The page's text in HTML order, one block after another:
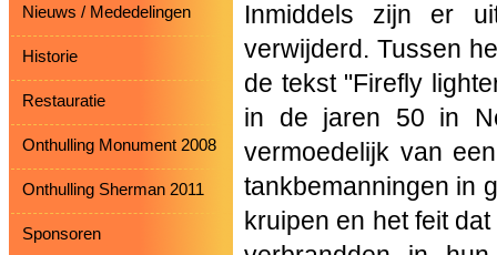
Nieuws / Mededelingen
Historie
Restauratie
Onthulling Monument 2008
Onthulling Sherman 2011
Sponsoren
Inmiddels zijn er
verwijderd. Tussen
de tekst "Firefly
in de jaren 50 in
vermoedelijk van
tankbemanningen in
kruipen en het feit